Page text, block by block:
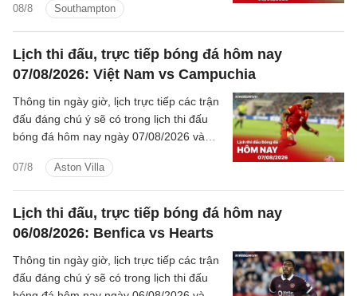
08/8 Southampton
tiếp.
Lịch thi đấu, trực tiếp bóng đá hôm nay
07/08/2026: Việt Nam vs Campuchia
07/8 Aston Villa
Thông tin ngày giờ, lịch trực tiếp các trận
đấu đáng chú ý sẽ có trong lịch thi đấu
bóng đá hôm nay ngày 07/08/2026 và
tiếp.
Lịch thi đấu, trực tiếp bóng đá hôm nay
06/08/2026: Benfica vs Hearts
Thông tin ngày giờ, lịch trực tiếp các trận
đấu đáng chú ý sẽ có trong lịch thi đấu